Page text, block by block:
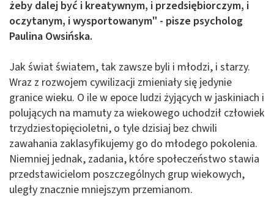
żeby dalej być i kreatywnym, i przedsiębiorczym, i
oczytanym, i wysportowanym" - pisze psycholog
Paulina Owsińska.
Jak świat światem, tak zawsze byli i młodzi, i starzy.
Wraz z rozwojem cywilizacji zmieniały się jedynie
granice wieku. O ile w epoce ludzi żyjących w jaskiniach i
polujących na mamuty za wiekowego uchodził człowiek
trzydziestopięcioletni, o tyle dzisiaj bez chwili
zawahania zaklasyfikujemy go do młodego pokolenia.
Niemniej jednak, zadania, które społeczeństwo stawia
przedstawicielom poszczególnych grup wiekowych,
uległy znacznie mniejszym przemianom.